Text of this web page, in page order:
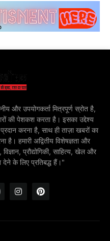
और उपयोगकर्ता मित्रपूर्ण स्रोत है,
की पेशकश करता है। इसका उद्देश्य
प्रदान करना है, साथ ही ताज़ा खबरों का
है। हमारी अद्वितीय विशेषज्ञता और
प्रौद्योगिकी, साहित्य, खेल और
देने के लिए प्रतिबद्ध हैं।"